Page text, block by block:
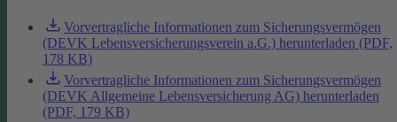
Vorvertragliche Informationen zum Sicherungsvermögen
(DEVK Lebensversicherungsverein a.G.) herunterladen (PDF,
178 KB)
Vorvertragliche Informationen zum Sicherungsvermögen
(DEVK Allgemeine Lebensversicherung AG) herunterladen
(PDF, 179 KB)